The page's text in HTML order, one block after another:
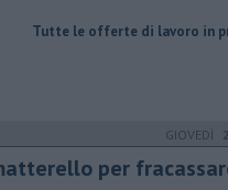
offerte di lavoro in provincia di
GIOVEDÌ
per